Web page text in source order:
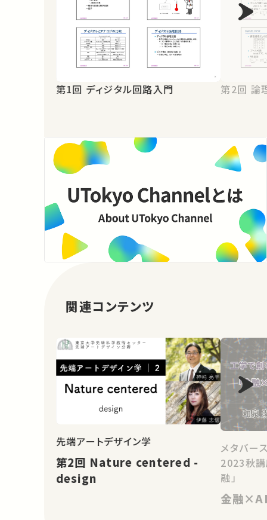
第1回 ディジタル回路入門 第2
関連コンテンツ
先端アートデザイン学
第2回 Nature centered -
design
メタバー
2023秋講
融」
金融